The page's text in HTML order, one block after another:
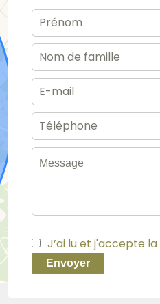
J’ai lu et j'accepte la
Envoyer